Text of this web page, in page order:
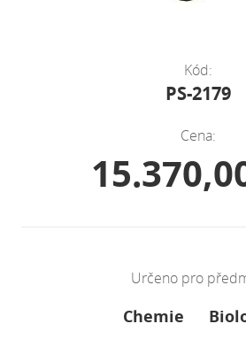
Kód:
PS-2179
Cena:
Určeno pro
Chemie